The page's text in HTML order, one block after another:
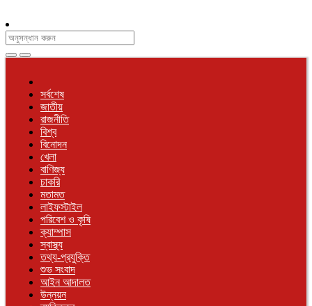
সর্বশেষ
জাতীয়
রাজনীতি
বিশ্ব
বিনোদন
খেলা
বাণিজ্য
চাকরি
মতামত
লাইফস্টাইল
পরিবেশ ও কৃষি
ক্যাম্পাস
স্বাস্থ্য
তথ্য-প্রযুক্তি
শুভ সংবাদ
আইন আদালত
উন্নয়ন